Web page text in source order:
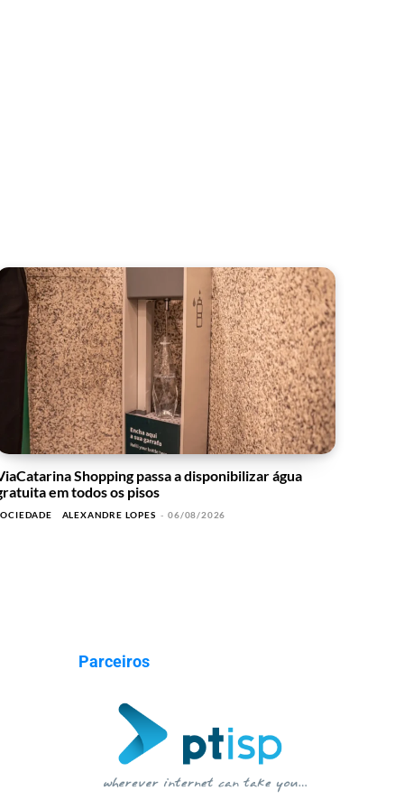
Shopping passa a disponibilizar água
em todos os pisos
ALEXANDRE LOPES - 06/08/2026
Parceiros